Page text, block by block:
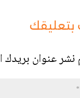
بتعليقك
نشر عنوان بريدك